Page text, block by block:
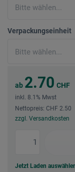
Verpackungseinheit
ab 2.70 CHF
inkl. 8.1% Mwst
Nettopreis: CHF 2.50
zzgl. Versandkosten
Jetzt Laden